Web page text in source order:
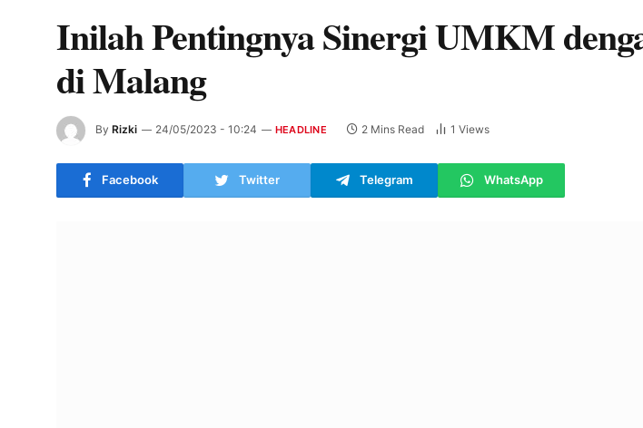
Inilah Pentingnya Sinergi UMKM
di Malang
By Rizki 24/05/2023 - 10:24 HEADLINE 2 Mins Read 1 Views
Facebook Twitter Telegram WhatsApp